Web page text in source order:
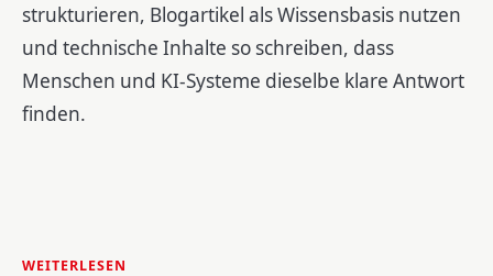
strukturieren, Blogartikel als Wissensbasis nutzen
und technische Inhalte so schreiben, dass
Menschen und KI-Systeme dieselbe klare Antwort
finden.
WEITERLESEN